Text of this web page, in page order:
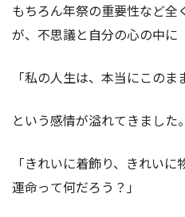
もちろん年祭の重要性など全
が、不思議と自分の心の中に
「私の人生は、本当にこのま
という感情が溢れてきました。
「きれいに着飾り、きれい
運命って何だろう？」